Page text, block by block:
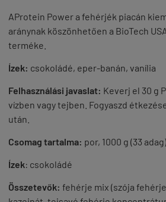
AProtein Power a fehérjék piacán
aránynak köszönhetően a BioTech
terméke.
Ízek: csokoládé, eper-banán, vanília
Felhasználási javaslat: Keverj el 30 g
vízben vagy tejben. Fogyaszd
után.
Csomag tartalma: por, 1000 g (33
Ízek: csokoládé
Összetevők: fehérje mix (szója